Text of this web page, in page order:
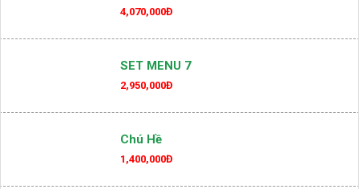
4,070,000Đ
SET MENU 7
2,950,000Đ
Chú Hề
1,400,000Đ